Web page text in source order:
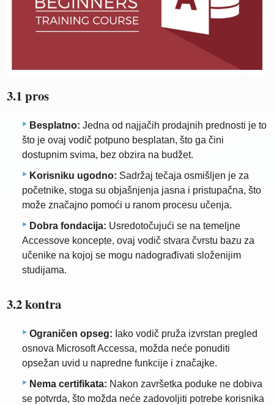
3.1 pros
Besplatno: Jedna od najjačih prodajnih prednosti je to
što je ovaj vodič potpuno besplatan, što ga čini
dostupnim svima, bez obzira na budžet.
Korisniku ugodno: Sadržaj tečaja osmišljen je za
početnike, stoga su objašnjenja jasna i pristupačna, što
može značajno pomoći u ranom procesu učenja.
Dobra fondacija: Usredotočujući se na temeljne
Accessove koncepte, ovaj vodič stvara čvrstu bazu za
učenike na kojoj se mogu nadograđivati ​​složenijim
studijama.
3.2 kontra
Ograničen opseg: Iako vodič pruža izvrstan pregled
osnova Microsoft Accessa, možda neće ponuditi
opsežan uvid u napredne funkcije i značajke.
Nema certifikata: Nakon završetka poduke ne dobiva
se potvrda, što možda neće zadovoljiti potrebe korisnika